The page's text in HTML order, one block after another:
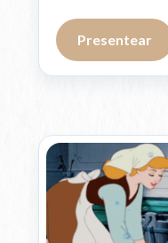
Presentear